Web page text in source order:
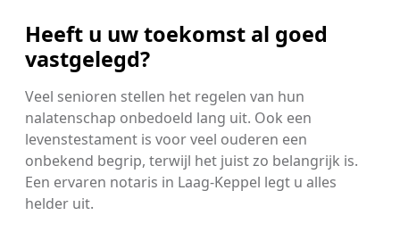
Heeft u uw toekomst al goed
vastgelegd?
Veel senioren stellen het regelen van hun
nalatenschap onbedoeld lang uit. Ook een
levenstestament is voor veel ouderen een
onbekend begrip, terwijl het juist zo belangrijk is.
Een ervaren notaris in Laag-Keppel legt u alles
helder uit.